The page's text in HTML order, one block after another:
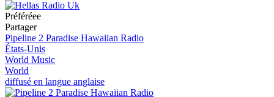
Préféréeе
Partager
Pipeline 2 Paradise Hawaiian Radio
États-Unis
World Music
World
diffusé en langue anglaise